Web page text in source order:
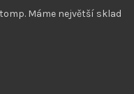
Máme největší sklad